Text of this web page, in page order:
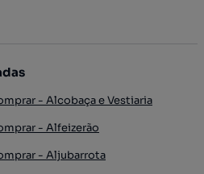
- Alcobaça e Vestiaria
- Alfeizerão
- Aljubarrota